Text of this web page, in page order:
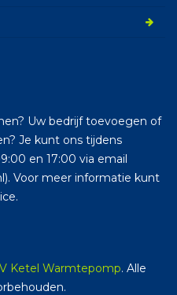
Uw bedrijf toevoegen of
Je kunt ons tijdens
en 17:00 via email
Voor meer informatie kunt
Ketel Warmtepomp. Alle